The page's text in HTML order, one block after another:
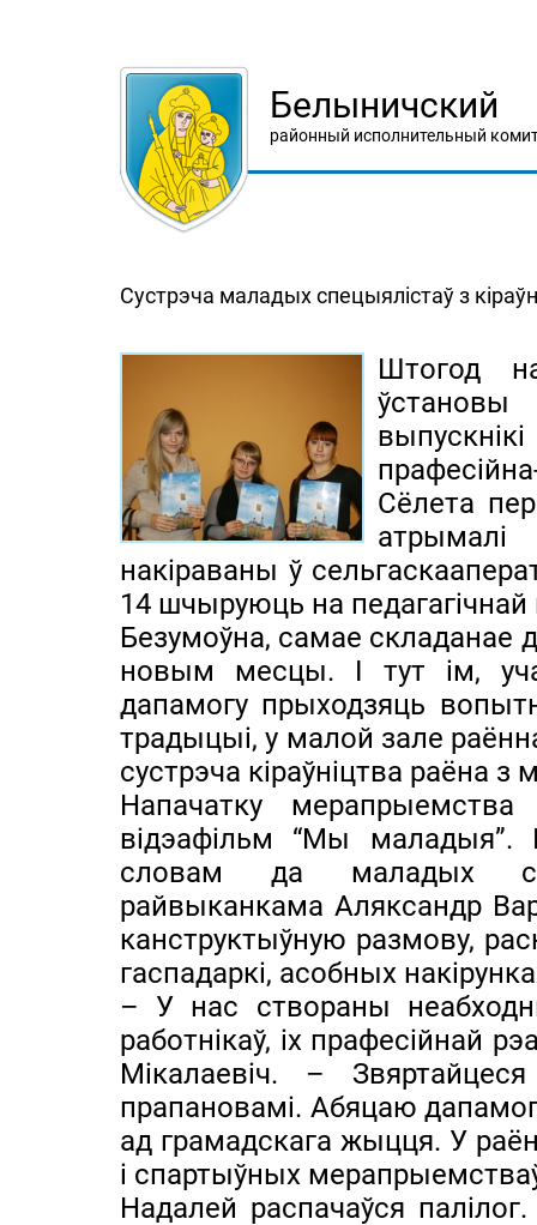
Белыничский
районный исполнительный
Сустрэча маладых спецыялістаў з
Штогод
Сёлета
накіраваны ў
14 шчыруюць на
Безумоўна, самае складанае
новым месцы. І тут ім,
дапамогу прыходзяць
традыцыі, у малой зале
сустрэча кіраўніцтва раёна
Напачатку
відэафільм “Мы маладыя”.
словам да маладых
райвыканкама Аляксандр
канструктыўную размову,
гаспадаркі, асобных
– У нас створаны
работнікаў, іх прафесійнай
Мікалаевіч. –
прапановамі. Абяцаю
ад грамадскага жыцця. У
і спартыўных
Надалей распачаўся